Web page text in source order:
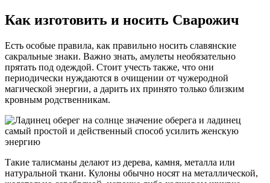
Как изготовить и носить Сварожич
Есть особые правила, как правильно носить славянские
сакральные знаки. Важно знать, амулеты необязательно
прятать под одеждой. Стоит учесть также, что они
периодически нуждаются в очищении от чужеродной
магической энергии, а дарить их принято только близким
кровным родственникам.
Такие талисманы делают из дерева, камня, металла или
натуральной ткани. Кулоны обычно носят на металлической,